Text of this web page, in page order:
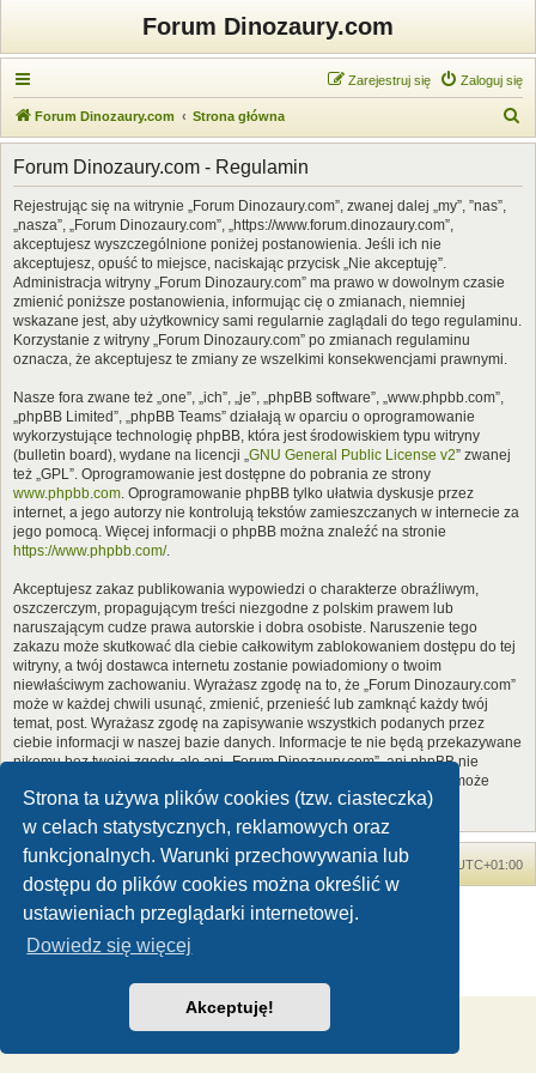
Strona ta używa plików cookies (tzw. ciasteczka)
w celach statystycznych, reklamowych oraz
funkcjonalnych. Warunki przechowywania lub
dostępu do plików cookies można określić w
ustawieniach przeglądarki internetowej.
Dowiedz się więcej
Akceptuję!
Forum Dinozaury.com
Zaloguj się
Zarejestruj się
Forum Dinozaury.com Strona główna
z
Forum Dinozaury.com - Regulamin
Rejestrując się na witrynie „Forum Dinozaury.com”, zwanej dalej „my”, ”nas”,
„nasza”, „Forum Dinozaury.com”, „https://www.forum.dinozaury.com”,
akceptujesz wyszczególnione poniżej postanowienia. Jeśli ich nie
akceptujesz, opuść to miejsce, naciskając przycisk „Nie akceptuję”.
Administracja witryny „Forum Dinozaury.com” ma prawo w dowolnym czasie
zmienić poniższe postanowienia, informując cię o zmianach, niemniej
wskazane jest, aby użytkownicy sami regularnie zaglądali do tego regulaminu.
Korzystanie z witryny „Forum Dinozaury.com” po zmianach regulaminu
oznacza, że akceptujesz te zmiany ze wszelkimi konsekwencjami prawnymi.
Nasze fora zwane też „one”, „ich”, „je”, „phpBB software”, „www.phpbb.com”,
„phpBB Limited”, „phpBB Teams” działają w oparciu o oprogramowanie
wykorzystujące technologię phpBB, która jest środowiskiem typu witryny
(bulletin board), wydane na licencji „GNU General Public License v2” zwanej
też „GPL”. Oprogramowanie jest dostępne do pobrania ze strony
www.phpbb.com. Oprogramowanie phpBB tylko ułatwia dyskusje przez
internet, a jego autorzy nie kontrolują tekstów zamieszczanych w internecie za
jego pomocą. Więcej informacji o phpBB można znaleźć na stronie
https://www.phpbb.com/.
Akceptujesz zakaz publikowania wypowiedzi o charakterze obraźliwym,
oszczerczym, propagującym treści niezgodne z polskim prawem lub
naruszającym cudze prawa autorskie i dobra osobiste. Naruszenie tego
zakazu może skutkować dla ciebie całkowitym zablokowaniem dostępu do tej
witryny, a twój dostawca internetu zostanie powiadomiony o twoim
niewłaściwym zachowaniu. Wyrażasz zgodę na to, że „Forum Dinozaury.com”
może w każdej chwili usunąć, zmienić, przenieść lub zamknąć każdy twój
temat, post. Wyrażasz zgodę na zapisywanie wszystkich podanych przez
ciebie informacji w naszej bazie danych. Informacje te nie będą przekazywane
nikomu bez twojej zgody, ale ani „Forum Dinozaury.com”, ani phpBB nie
ponosi odpowiedzialności za włamania do witryny, podczas których może
dojść do kradzieży danych.
Forum Dinozaury.com Strona główna Strefa czasowa UTC+01:00
Dinozaury.com© 2006-2020
Polski pakiet językowy dostarcza